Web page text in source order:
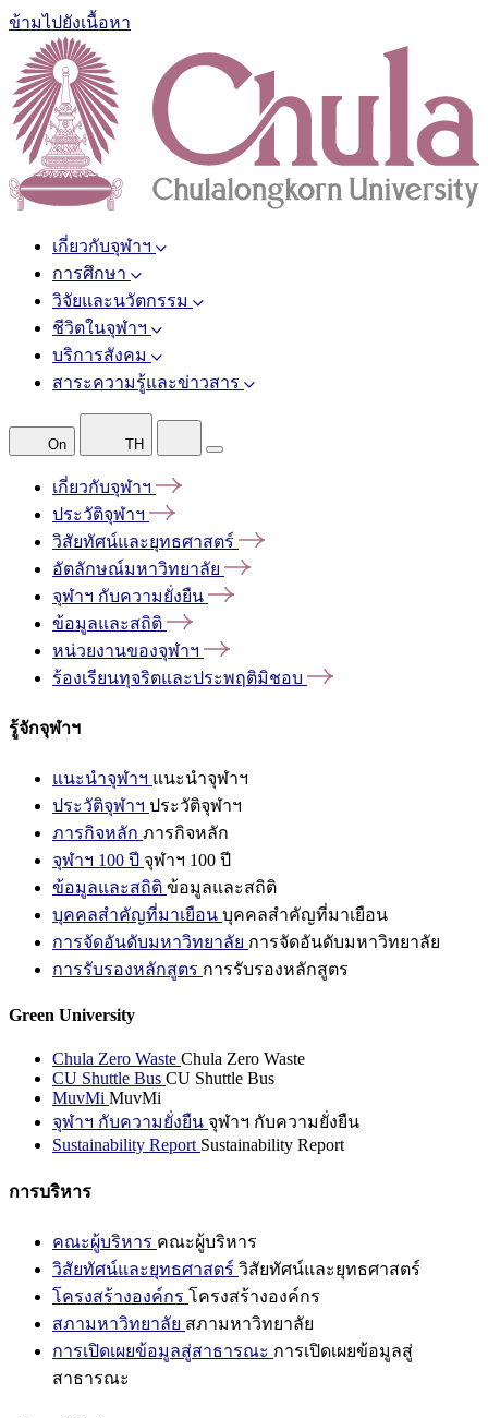
ข้ามไปยังเนื้อหา
เกี่ยวกับจุฬาฯ
การศึกษา
วิจัยและนวัตกรรม
ชีวิตในจุฬาฯ
บริการสังคม
สาระความรู้และข่าวสาร
On TH
เกี่ยวกับจุฬาฯ
ประวัติจุฬาฯ
วิสัยทัศน์และยุทธศาสตร์
อัตลักษณ์มหาวิทยาลัย
จุฬาฯ กับความยั่งยืน
ข้อมูลและสถิติ
หน่วยงานของจุฬาฯ
ร้องเรียนทุจริตและประพฤติมิชอบ
รู้จักจุฬาฯ
แนะนำจุฬาฯ แนะนำจุฬาฯ
ประวัติจุฬาฯ ประวัติจุฬาฯ
ภารกิจหลัก ภารกิจหลัก
จุฬาฯ 100 ปี จุฬาฯ 100 ปี
ข้อมูลและสถิติ ข้อมูลและสถิติ
บุคคลสำคัญที่มาเยือน บุคคลสำคัญที่มาเยือน
การจัดอันดับมหาวิทยาลัย การจัดอันดับมหาวิทยาลัย
การรับรองหลักสูตร การรับรองหลักสูตร
Green University
Chula Zero Waste Chula Zero Waste
CU Shuttle Bus CU Shuttle Bus
MuvMi MuvMi
จุฬาฯ กับความยั่งยืน จุฬาฯ กับความยั่งยืน
Sustainability Report Sustainability Report
การบริหาร
คณะผู้บริหาร คณะผู้บริหาร
วิสัยทัศน์และยุทธศาสตร์ วิสัยทัศน์และยุทธศาสตร์
โครงสร้างองค์กร โครงสร้างองค์กร
สภามหาวิทยาลัย สภามหาวิทยาลัย
การเปิดเผยข้อมูลสู่สาธารณะ การเปิดเผยข้อมูลสู่
สาธารณะ